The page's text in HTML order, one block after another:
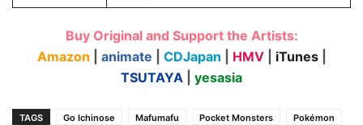
Buy Original and Support the Artists:
Amazon
animate CDJapan HMV iTunes
TSUTAYA
yesasia
TAGS Go Ichinose Mafumafu Pocket Monsters
Pokémon